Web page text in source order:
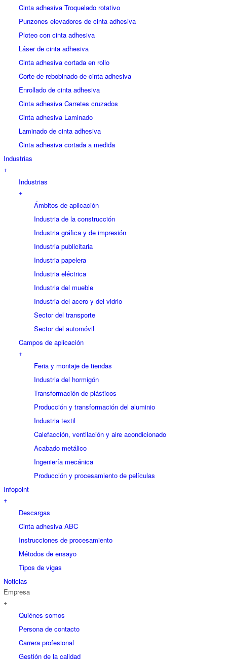
Cinta adhesiva Troquelado rotativo
Punzones elevadores de cinta adhesiva
Ploteo con cinta adhesiva
Láser de cinta adhesiva
Cinta adhesiva cortada en rollo
Corte de rebobinado de cinta adhesiva
Enrollado de cinta adhesiva
Cinta adhesiva Carretes cruzados
Cinta adhesiva Laminado
Laminado de cinta adhesiva
Cinta adhesiva cortada a medida
Industrias
+
Industrias
+
Ámbitos de aplicación
Industria de la construcción
Industria gráfica y de impresión
Industria publicitaria
Industria papelera
Industria eléctrica
Industria del mueble
Industria del acero y del vidrio
Sector del transporte
Sector del automóvil
Campos de aplicación
+
Feria y montaje de tiendas
Industria del hormigón
Transformación de plásticos
Producción y transformación del aluminio
Industria textil
Calefacción, ventilación y aire acondicionado
Acabado metálico
Ingeniería mecánica
Producción y procesamiento de películas
Infopoint
+
Descargas
Cinta adhesiva ABC
Instrucciones de procesamiento
Métodos de ensayo
Tipos de vigas
Noticias
Empresa
+
Quiénes somos
Persona de contacto
Carrera profesional
Gestión de la calidad